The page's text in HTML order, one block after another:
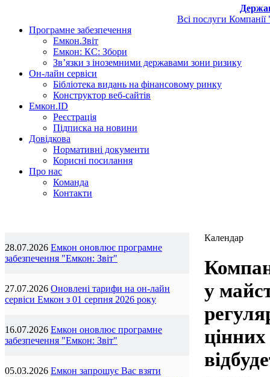
Всі послуги
Програмне забезпечення
Емкон.Звіт
Емкон: КС: Збори
Зв’язки з іноземними державами зони ризику
Он-лайн сервіси
Бібліотека видань на фінансовому ринку
Конструктор веб-сайтів
Емкон.ID
Реєстрація
Підписка на новини
Довідкова
Нормативні документи
Корисні посилання
Про нас
Команда
Контакти
28.07.2026 Емкон оновлює програмне
забезпечення "Емкон: Звіт"
27.07.2026 Оновлені тарифи на он-лайн
сервіси Емкон з 01 серпня 2026 року
16.07.2026 Емкон оновлює програмне
забезпечення "Емкон: Звіт"
05.03.2026 Емкон запрошує Вас взяти
Календар
у